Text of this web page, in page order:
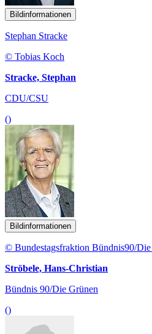
Bildinformationen
Stephan Stracke
© Tobias Koch
Stracke, Stephan
CDU/CSU
()
Bildinformationen
© Bundestagsfraktion Bündnis90/
Ströbele, Hans-Christian
Bündnis 90/Die Grünen
()